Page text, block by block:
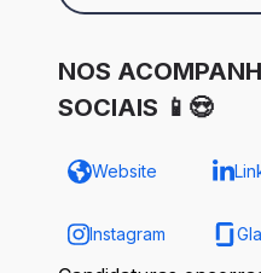
NOS
SOCIAIS 📱😍
Website
Instagram